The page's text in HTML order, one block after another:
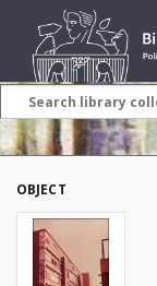
OBJECT